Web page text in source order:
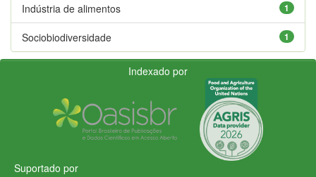
1
Indústria de alimentos
1
Sociobiodiversidade
Indexado por
Suportado por